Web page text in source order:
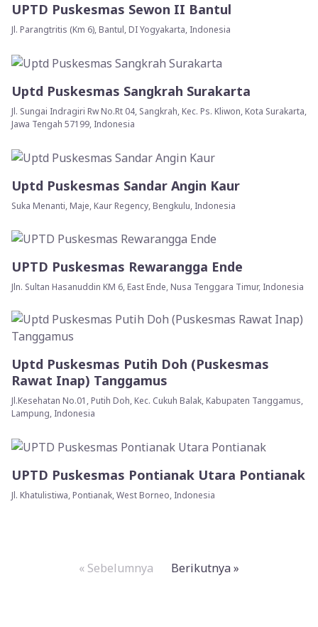
UPTD Puskesmas Sewon II Bantul
Jl. Parangtritis (Km 6), Bantul, DI Yogyakarta, Indonesia
Uptd Puskesmas Sangkrah Surakarta
Jl. Sungai Indragiri Rw No.Rt 04, Sangkrah, Kec. Ps. Kliwon, Kota Surakarta,
Jawa Tengah 57199, Indonesia
Uptd Puskesmas Sandar Angin Kaur
Suka Menanti, Maje, Kaur Regency, Bengkulu, Indonesia
UPTD Puskesmas Rewarangga Ende
Jln. Sultan Hasanuddin KM 6, East Ende, Nusa Tenggara Timur, Indonesia
Uptd Puskesmas Putih Doh (Puskesmas
Rawat Inap) Tanggamus
Jl.Kesehatan No.01, Putih Doh, Kec. Cukuh Balak, Kabupaten Tanggamus,
Lampung, Indonesia
UPTD Puskesmas Pontianak Utara Pontianak
Jl. Khatulistiwa, Pontianak, West Borneo, Indonesia
« Sebelumnya Berikutnya »